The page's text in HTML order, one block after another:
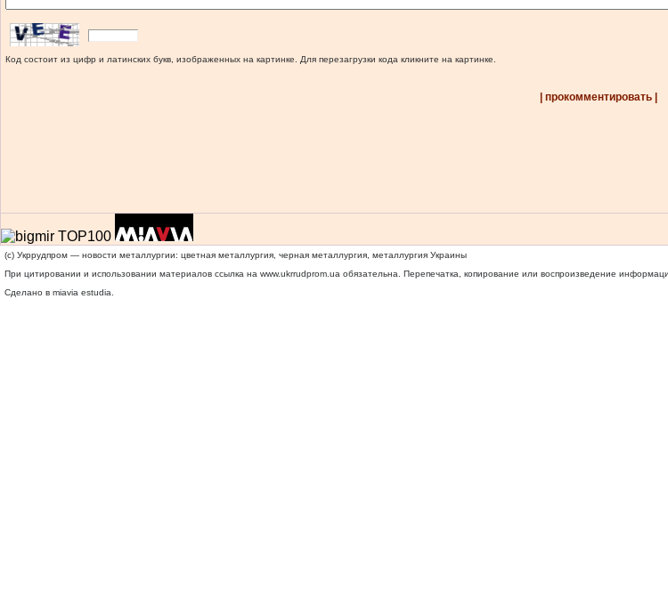
Код состоит из цифр и латинских букв, изображенных на картинке. Для перезагрузки кода кликните на картинке.
| прокомментировать |
(c) Укррудпром — новости металлургии: цветная металлургия, черная металлургия, металлургия Украины
При цитировании и использовании материалов ссылка на www.ukrrudprom.ua обязательна. Перепечатка, копирование или воспроизведение
Сделано в miavia estudia.